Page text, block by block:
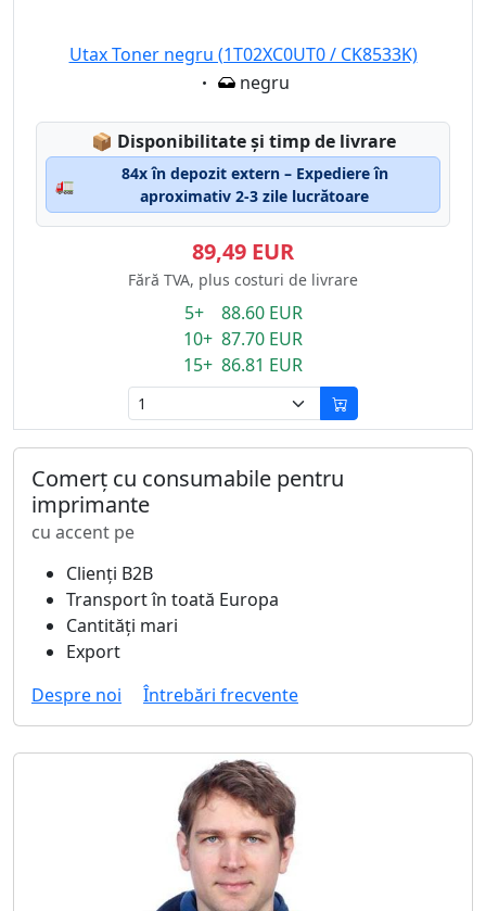
Utax Toner negru (1T02XC0UT0 / CK8533K)
Eigenschaft:
negru
📦 Lagerstatus:
Disponibilitate și timp de livrare
🚛
84x în depozit extern – Expediere în
aproximativ 2-3 zile lucrătoare
89,49 EUR
Fără TVA, plus costuri de livrare
5+ 88.60 EUR
10+ 87.70 EUR
15+ 86.81 EUR
Comerț cu consumabile pentru
imprimante
cu accent pe
Clienți B2B
Transport în toată Europa
Cantități mari
Export
Despre noi
Întrebări frecvente